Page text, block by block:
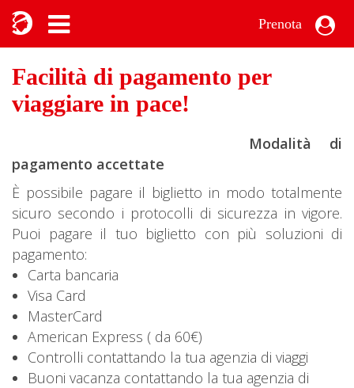
Prenota
Facilità di pagamento per
viaggiare in pace!
Modalità di
pagamento accettate
È possibile pagare il biglietto in modo totalmente
sicuro secondo i protocolli di sicurezza in vigore.
Puoi pagare il tuo biglietto con più soluzioni di
pagamento:
Carta bancaria
Visa Card
MasterCard
American Express ( da 60€)
Controlli contattando la tua agenzia di viaggi
Buoni vacanza contattando la tua agenzia di